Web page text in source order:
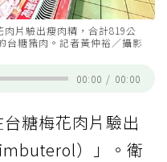
片驗出瘦肉精，合計819公
台糖豬肉。記者黃仲裕／攝影
00:00 / 00:00
糖梅花肉片驗出
）」。衛